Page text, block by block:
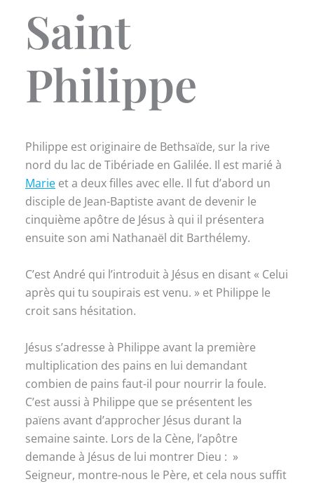
Saint
Philippe
Philippe est originaire de Bethsaïde, sur la rive
nord du lac de Tibériade en Galilée. Il est marié à
Marie et a deux filles avec elle. Il fut d’abord un
disciple de Jean-Baptiste avant de devenir le
cinquième apôtre de Jésus à qui il présentera
ensuite son ami Nathanaël dit Barthélemy.
C’est André qui l’introduit à Jésus en disant « Celui
après qui tu soupirais est venu. » et Philippe le
croit sans hésitation.
Jésus s’adresse à Philippe avant la première
multiplication des pains en lui demandant
combien de pains faut-il pour nourrir la foule.
C’est aussi à Philippe que se présentent les
païens avant d’approcher Jésus durant la
semaine sainte. Lors de la Cène, l’apôtre
demande à Jésus de lui montrer Dieu : »
Seigneur, montre-nous le Père, et cela nous suffit